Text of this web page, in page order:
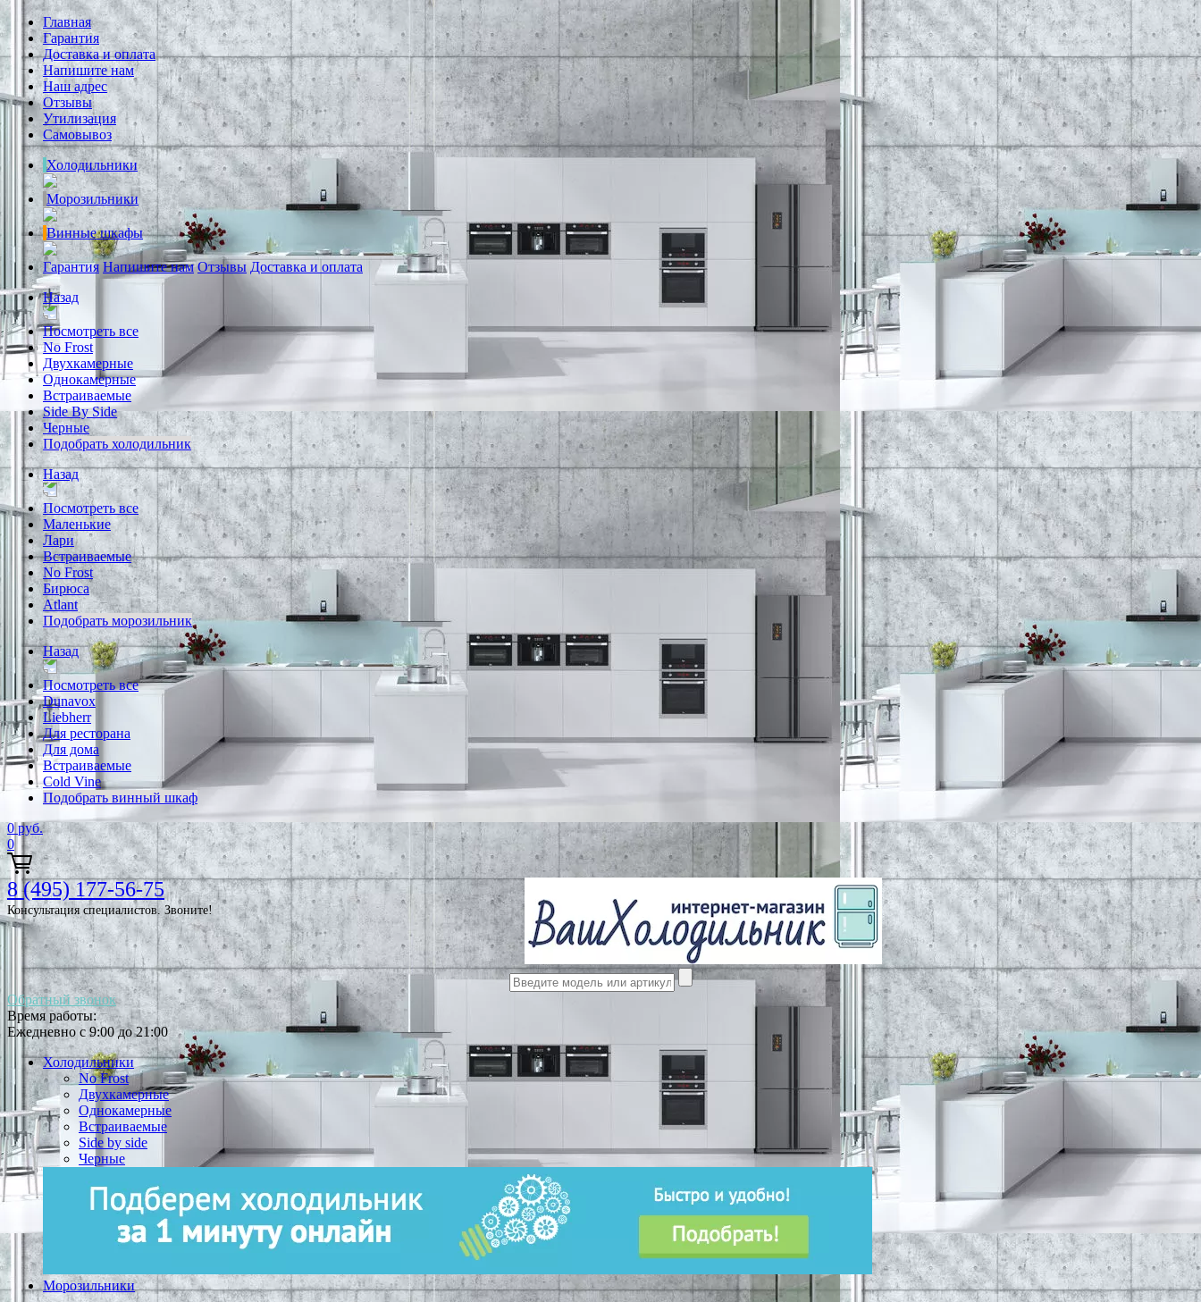
Главная
Гарантия
Доставка и оплата
Напишите нам
Наш адрес
Отзывы
Утилизация
Самовывоз
Холодильники
Морозильники
Винные шкафы
Гарантия Напишите нам Отзывы Доставка и оплата
Назад
Посмотреть все
No Frost
Двухкамерные
Однокамерные
Встраиваемые
Side By Side
Черные
Подобрать холодильник
Назад
Посмотреть все
Маленькие
Лари
Встраиваемые
No Frost
Бирюса
Atlant
Подобрать морозильник
Назад
Посмотреть все
Dunavox
Liebherr
Для ресторана
Для дома
Встраиваемые
Cold Vine
Подобрать винный шкаф
0 руб.
0
8 (495) 177-56-75
Консультация специалистов. Звоните!
Обратный звонок
Время работы:
Ежедневно с 9:00 до 21:00
Холодильники
No Frost
Двухкамерные
Однокамерные
Встраиваемые
Side by side
Черные
Морозильники